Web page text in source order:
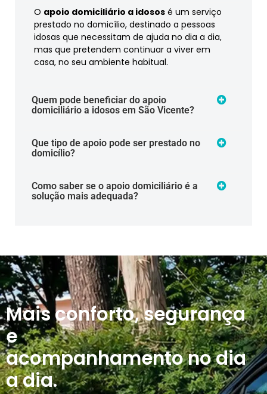
O apoio domiciliário a idosos é um serviço
prestado no domicílio, destinado a pessoas
idosas que necessitam de ajuda no dia a dia,
mas que pretendem continuar a viver em
casa, no seu ambiente habitual.
Quem pode beneficiar do apoio
domiciliário a idosos em São Vicente?
Que tipo de apoio pode ser prestado no
domicílio?
Como saber se o apoio domiciliário é a
solução mais adequada?
Mais conforto, segurança
e
acompanhamento no dia
a dia.